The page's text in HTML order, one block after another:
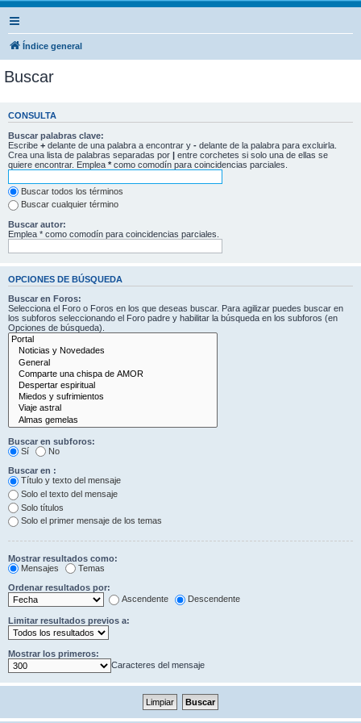
Índice general
Buscar
CONSULTA
Buscar palabras clave:
Escribe + delante de una palabra a encontrar y - delante de la palabra para excluirla.
Crea una lista de palabras separadas por | entre corchetes si solo una de ellas se
quiere encontrar. Emplea * como comodín para coincidencias parciales.
Buscar todos los términos
Buscar cualquier término
Buscar autor:
Emplea * como comodín para coincidencias parciales.
OPCIONES DE BÚSQUEDA
Buscar en Foros:
Selecciona el Foro o Foros en los que deseas buscar. Para agilizar puedes buscar en
los subforos seleccionando el Foro padre y habilitar la búsqueda en los subforos (en
Opciones de búsqueda).
Buscar en subforos:
Sí
No
Buscar en :
Título y texto del mensaje
Solo el texto del mensaje
Solo títulos
Solo el primer mensaje de los temas
Mostrar resultados como:
Mensajes
Temas
Ordenar resultados por:
Ascendente
Descendente
Limitar resultados previos a:
Mostrar los primeros:
Caracteres del mensaje